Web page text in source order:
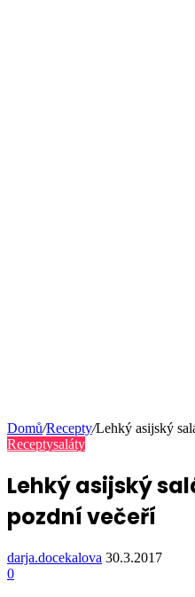
Domů/Recepty/Lehký asijský
Receptysaláty
Lehký asijský
pozdní večeří
darja.docekalova 30.3.2017
0